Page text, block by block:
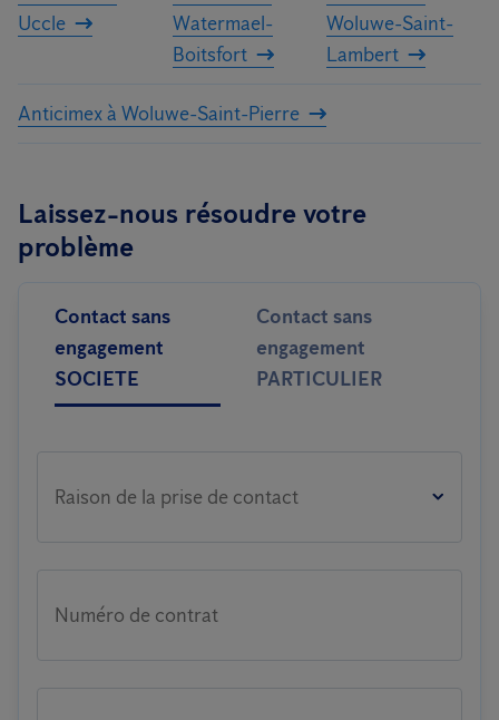
Uccle
Watermael-
Boitsfort
Woluwe-Saint-
Lambert
Anticimex à Woluwe-Saint-Pierre
Laissez-nous résoudre votre
problème
Contact sans
engagement
SOCIETE
Contact sans
engagement
PARTICULIER
Raison de la prise de contact
Numéro de contrat